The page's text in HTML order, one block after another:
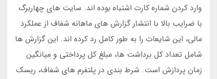
وارد کردن شماره کارت اشتباه بوده اند. سایت های چهاربرگ
با ضرایب بالا با انتشار گزارش های ماهانه شفاف از عملکرد
مالی، این شایعات را به طور کامل رد کرده اند. این گزارش ها
شامل تعداد کل برداشت ها، مبلغ کل پرداختی و میانگین
زمان پردازش است. شرط بندی در پلتفرم های شفاف، ریسک